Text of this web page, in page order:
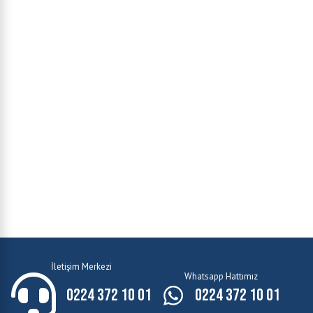
İletişim Merkezi
0224 372 10 01
Whatsapp Hattımız
0224 372 10 01